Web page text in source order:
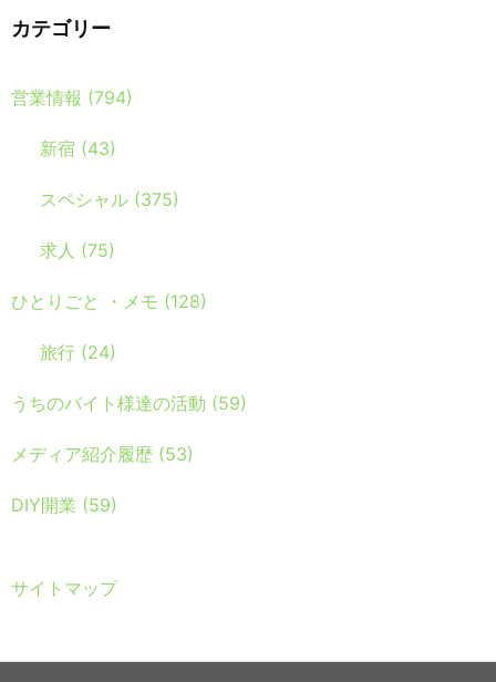
カテゴリー
営業情報 (794)
新宿 (43)
スペシャル (375)
求人 (75)
ひとりごと ・メモ (128)
旅行 (24)
うちのバイト様達の活動 (59)
メディア紹介履歴 (53)
DIY開業 (59)
サイトマップ